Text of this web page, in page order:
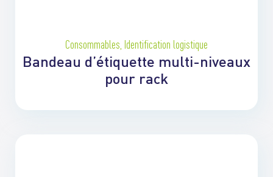
Consommables Identification logistique
Bandeau d’étiquette multi-niveaux
pour rack